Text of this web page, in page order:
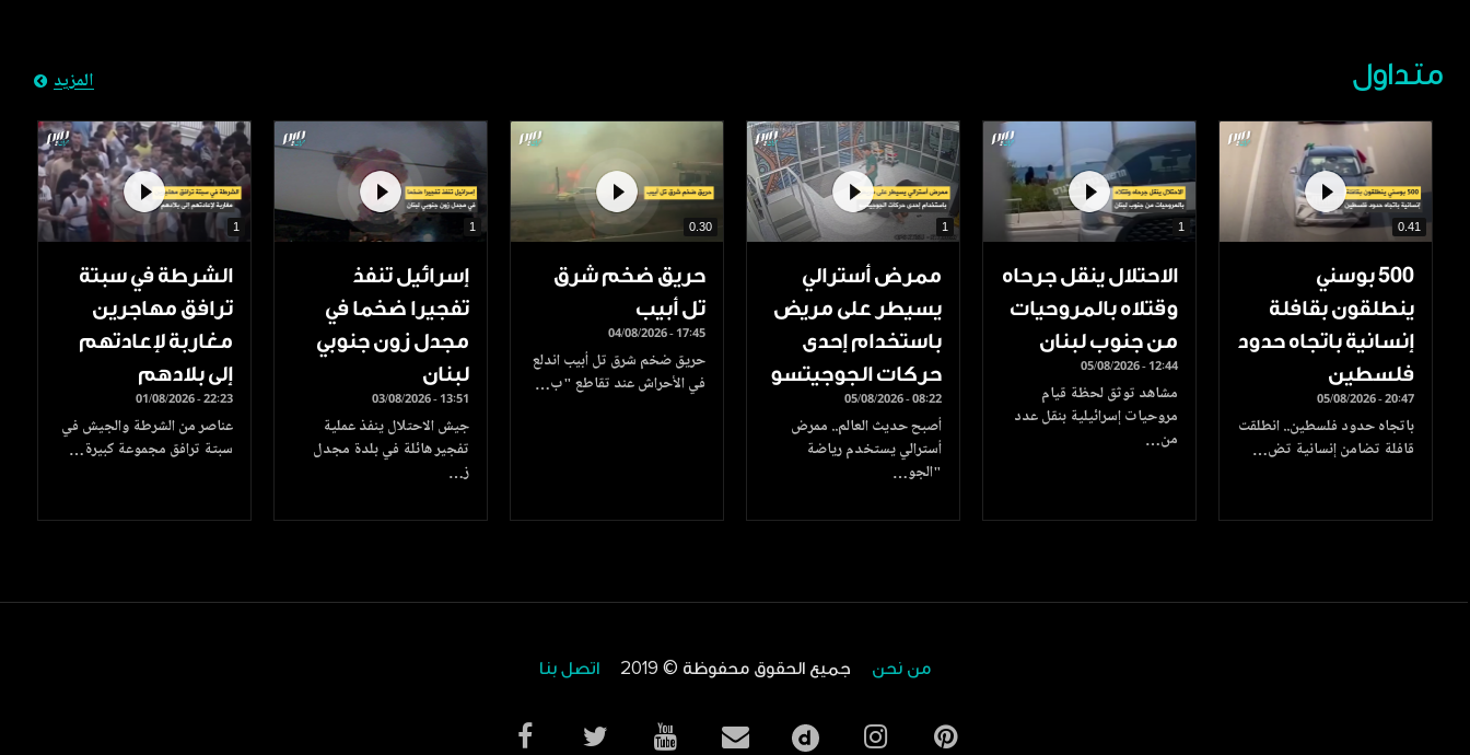
متداول المزيد
0.41
500 بوسني
ينطلقون بقافلة
إنسانية باتجاه حدود
فلسطين
05/08/2026 - 20:47
باتجاه حدود فلسطين.. انطلقت
قافلة تضامن إنسانية تض…
1
الاحتلال ينقل جرحاه
وقتلاه بالمروحيات
من جنوب لبنان
05/08/2026 - 12:44
مشاهد توثق لحظة قيام
مروحيات إسرائيلية بنقل عدد
من…
1
ممرض أسترالي
يسيطر على مريض
باستخدام إحدى
حركات الجوجيتسو
05/08/2026 - 08:22
أصبح حديث العالم.. ممرض
أسترالي يستخدم رياضة
"الجو…
0.30
حريق ضخم شرق
تل أبيب
04/08/2026 - 17:45
حريق ضخم شرق تل أبيب اندلع
في الأحراش عند تقاطع "ب…
1
إسرائيل تنفذ
تفجيرا ضخما في
مجدل زون جنوبي
لبنان
03/08/2026 - 13:51
جيش الاحتلال ينفذ عملية
تفجير هائلة في بلدة مجدل
ز…
1
الشرطة في سبتة
ترافق مهاجرين
مغاربة لإعادتهم
إلى بلادهم
01/08/2026 - 22:23
عناصر من الشرطة والجيش في
سبتة ترافق مجموعة كبيرة…
من نحن جميع الحقوق محفوظة © 2019 اتصل بنا